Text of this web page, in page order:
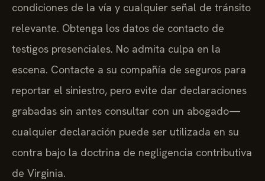
condiciones de la vía y cualquier señal de tránsito
relevante. Obtenga los datos de contacto de
testigos presenciales. No admita culpa en la
escena. Contacte a su compañía de seguros para
reportar el siniestro, pero evite dar declaraciones
grabadas sin antes consultar con un abogado—
cualquier declaración puede ser utilizada en su
contra bajo la doctrina de negligencia contributiva
de Virginia.